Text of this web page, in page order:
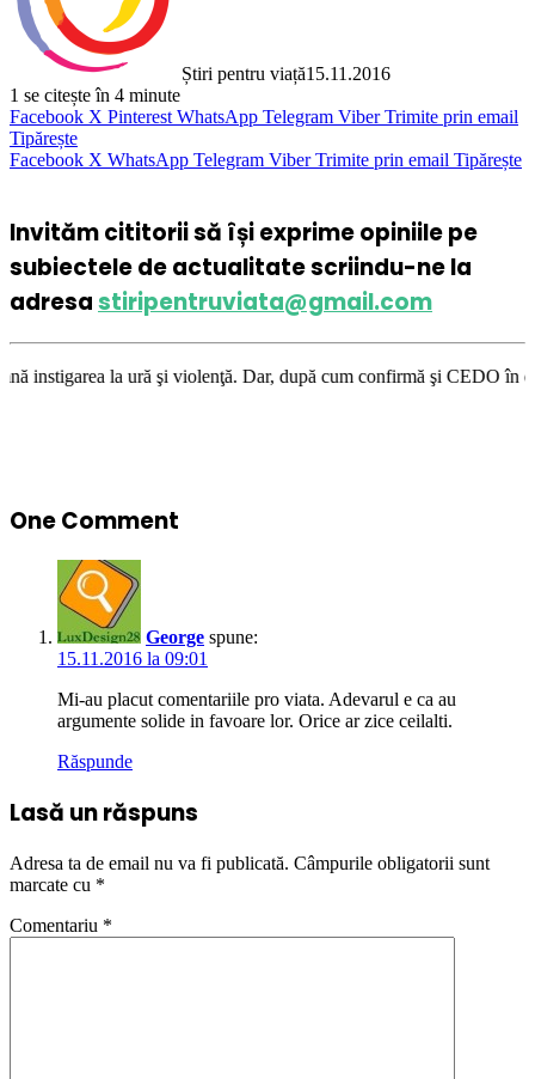
Știri pentru viață15.11.2016
1 se citește în 4 minute
Facebook X Pinterest WhatsApp Telegram Viber Trimite prin email
Tipărește
Facebook X WhatsApp Telegram Viber Trimite prin email Tipărește
Invităm cititorii să își exprime opiniile pe
subiectele de actualitate scriindu-ne la
adresastiripentruviata@gmail.com
şi violenţă. Dar, după cum confirmă şi CEDO în cazul Handyside
One Comment
George spune:
15.11.2016 la 09:01
Mi-au placut comentariile pro viata. Adevarul e ca au
argumente solide in favoare lor. Orice ar zice ceilalti.
Răspunde
Lasă un răspuns
Adresa ta de email nu va fi publicată. Câmpurile obligatorii sunt
marcate cu *
Comentariu *